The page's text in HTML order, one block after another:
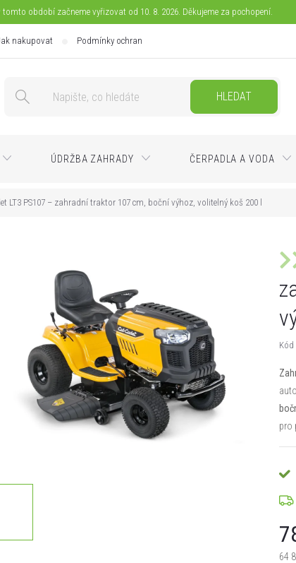
období začneme vyřizovat od 10. 8. 2026. Děkujeme za pochopení.
nakupovat Podmínky ochrany osobních údajů
HLEDAT
ÚDRŽBA ZAHRADY ČERPADLA A VODA
LT3 PS107 – zahradní traktor 107 cm, boční výhoz, volitelný koš 200 l
pro
64